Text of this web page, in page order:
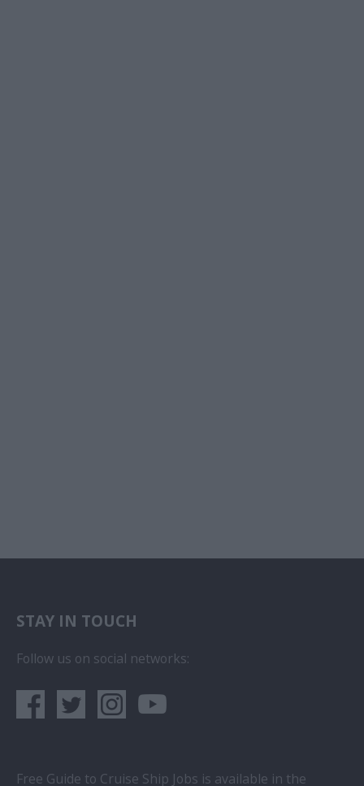
STAY IN TOUCH
Follow us on social networks:
Free Guide to Cruise Ship Jobs is available in the